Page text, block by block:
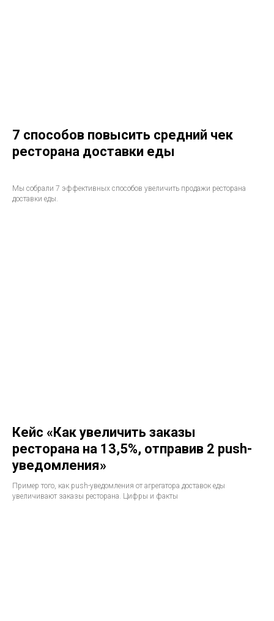
7 способов повысить средний чек
ресторана доставки еды
Мы собрали 7 эффективных способов увеличить продажи ресторана
доставки еды.
Кейс «Как увеличить заказы
ресторана на 13,5%, отправив 2 push-
уведомления»
Пример того, как push-уведомления от агрегатора доставок еды
увеличивают заказы ресторана. Цифры и факты